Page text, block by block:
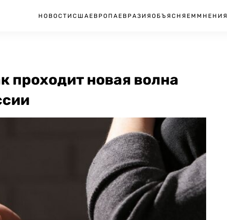
НОВОСТИ США ЕВРОПА ЕВРАЗИЯ ОБЪЯСНЯЕМ МНЕНИЯ
проходит новая волна